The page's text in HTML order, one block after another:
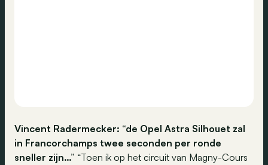
Vincent Radermecker: “de Opel Astra Silhouet zal
in Francorchamps twee seconden per ronde
sneller zijn…” “Toen ik op het circuit van Magny-Cours